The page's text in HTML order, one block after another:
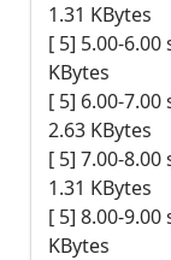
1.31 KBytes
[ 5] 5.00-6.00
KBytes
[ 5] 6.00-7.00
2.63 KBytes
[ 5] 7.00-8.00
1.31 KBytes
[ 5] 8.00-9.00
KBytes